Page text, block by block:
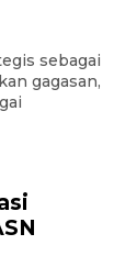
sebagai
gagasan,